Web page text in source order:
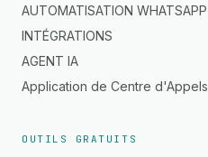
AUTOMATISATION WHATSAPP
INTÉGRATIONS
AGENT IA
Application de Centre d'Appels
OUTILS GRATUITS